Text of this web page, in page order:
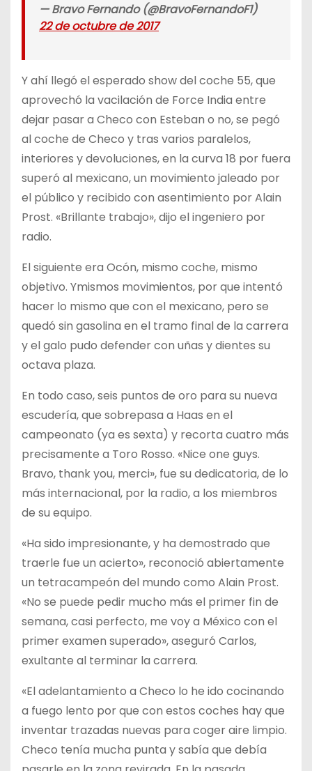
— Bravo Fernando (@BravoFernandoF1)
22 de octubre de 2017
Y ahí llegó el esperado show del coche 55, que
aprovechó la vacilación de Force India entre
dejar pasar a Checo con Esteban o no, se pegó
al coche de Checo y tras varios paralelos,
interiores y devoluciones, en la curva 18 por fuera
superó al mexicano, un movimiento jaleado por
el público y recibido con asentimiento por Alain
Prost. «Brillante trabajo», dijo el ingeniero por
radio.
El siguiente era Ocón, mismo coche, mismo
objetivo. Ymismos movimientos, por que intentó
hacer lo mismo que con el mexicano, pero se
quedó sin gasolina en el tramo final de la carrera
y el galo pudo defender con uñas y dientes su
octava plaza.
En todo caso, seis puntos de oro para su nueva
escudería, que sobrepasa a Haas en el
campeonato (ya es sexta) y recorta cuatro más
precisamente a Toro Rosso. «Nice one guys.
Bravo, thank you, merci», fue su dedicatoria, de lo
más internacional, por la radio, a los miembros
de su equipo.
«Ha sido impresionante, y ha demostrado que
traerle fue un acierto», reconoció abiertamente
un tetracampeón del mundo como Alain Prost.
«No se puede pedir mucho más el primer fin de
semana, casi perfecto, me voy a México con el
primer examen superado», aseguró Carlos,
exultante al terminar la carrera.
«El adelantamiento a Checo lo he ido cocinando
a fuego lento por que con estos coches hay que
inventar trazadas nuevas para coger aire limpio.
Checo tenía mucha punta y sabía que debía